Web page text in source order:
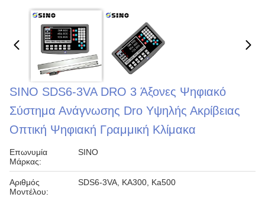
SINO SDS6-3VA DRO 3 Άξονες Ψηφιακό
Σύστημα Ανάγνωσης Dro Υψηλής Ακρίβειας
Οπτική Ψηφιακή Γραμμική Κλίμακα
Επωνυμία
Μάρκας:
SINO
Αριθμός
Μοντέλου:
SDS6-3VA, KA300, Ka500